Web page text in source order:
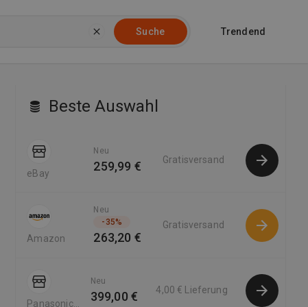
Suche Trendend
Beste Auswahl
eBay
Neu
259,99 € Gratisversand
Amazon
Neu
- 35%
263,20 €
Gratisversand
Panasonic
Neu
399,00 € 4,00 € Lieferung